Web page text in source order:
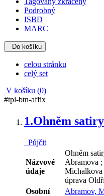
Podrobný
ISBD
MARC
Do košíku
celou stránku
celý set
V košíku (0)
#tpl-btn-affix
1.Ohněm satiry
Půjčit
Názvové
údaje
Ohněm
Abramova ;
Michalkova
úprava
Osobní
Abramov,